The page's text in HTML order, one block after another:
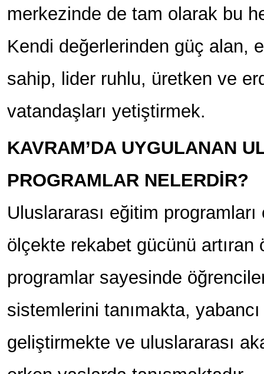
merkezinde de tam olarak bu
Kendi değerlerinden güç alan,
sahip, lider ruhlu, üretken ve
vatandaşları yetiştirmek.
KAVRAM’DA UYGULANAN
PROGRAMLAR NELERDİR?
Uluslararası eğitim
ölçekte rekabet gücünü artıran
programlar sayesinde
sistemlerini tanımakta,
geliştirmekte ve uluslararası